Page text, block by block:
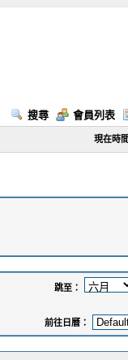
搜尋 會員列表
現在時
跳至：
前往日曆：